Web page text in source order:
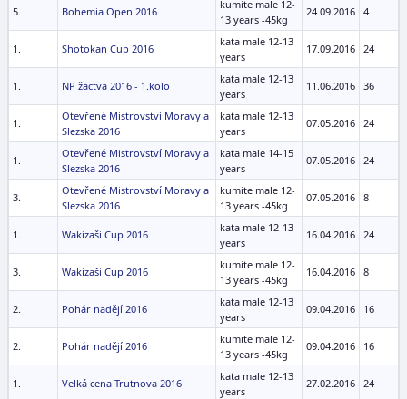
5. Bohemia Open 2016
kumite male 12-
13 years -45kg
24.09.2016 4
1. Shotokan Cup 2016
kata male 12-13
years
17.09.2016 24
1. NP žactva 2016 - 1.kolo
kata male 12-13
years
11.06.2016 36
1.
Otevřené Mistrovství Moravy a
Slezska 2016
kata male 12-13
years
07.05.2016 24
1.
Otevřené Mistrovství Moravy a
Slezska 2016
kata male 14-15
years
07.05.2016 24
3.
Otevřené Mistrovství Moravy a
Slezska 2016
kumite male 12-
13 years -45kg
07.05.2016 8
1. Wakizaši Cup 2016
kata male 12-13
years
16.04.2016 24
3. Wakizaši Cup 2016
kumite male 12-
13 years -45kg
16.04.2016 8
2. Pohár nadějí 2016
kata male 12-13
years
09.04.2016 16
2. Pohár nadějí 2016
kumite male 12-
13 years -45kg
09.04.2016 16
1. Velká cena Trutnova 2016
kata male 12-13
years
27.02.2016 24